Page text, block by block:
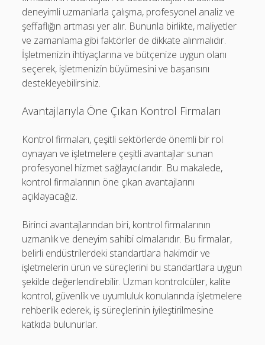
deneyimli uzmanlarla çalışma, profesyonel analiz ve
şeffaflığın artması yer alır. Bununla birlikte, maliyetler
ve zamanlama gibi faktörler de dikkate alınmalıdır.
İşletmenizin ihtiyaçlarına ve bütçenize uygun olanı
seçerek, işletmenizin büyümesini ve başarısını
destekleyebilirsiniz.
Avantajlarıyla Öne Çıkan Kontrol Firmaları
Kontrol firmaları, çeşitli sektörlerde önemli bir rol
oynayan ve işletmelere çeşitli avantajlar sunan
profesyonel hizmet sağlayıcılarıdır. Bu makalede,
kontrol firmalarının öne çıkan avantajlarını
açıklayacağız.
Birinci avantajlarından biri, kontrol firmalarının
uzmanlık ve deneyim sahibi olmalarıdır. Bu firmalar,
belirli endüstrilerdeki standartlara hakimdir ve
işletmelerin ürün ve süreçlerini bu standartlara uygun
şekilde değerlendirebilir. Uzman kontrolcüler, kalite
kontrol, güvenlik ve uyumluluk konularında işletmelere
rehberlik ederek, iş süreçlerinin iyileştirilmesine
katkıda bulunurlar.